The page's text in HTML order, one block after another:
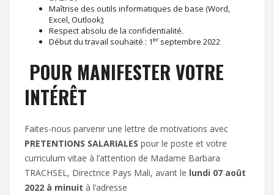
Maîtrise des outils informatiques de base (Word,
Excel, Outlook);
Respect absolu de la confidentialité.
Début du travail souhaité : 1er septembre 2022
POUR MANIFESTER VOTRE
INTÉRÊT
Faites-nous parvenir une lettre de motivations avec
PRETENTIONS SALARIALES pour le poste et votre
curriculum vitae à l’attention de Madame Barbara
TRACHSEL, Directrice Pays Mali, avant le lundi 07 août
2022 à minuit à l’adresse